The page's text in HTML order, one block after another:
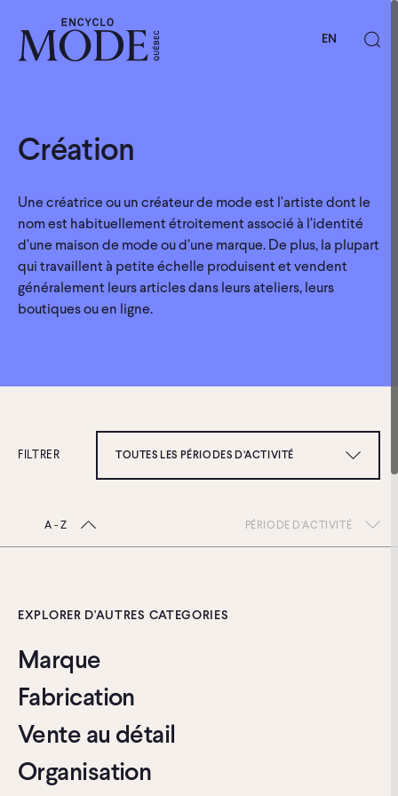
EN
Création
Une créatrice ou un créateur de mode est l’artiste dont le
nom est habituellement étroitement associé à l’identité
d’une maison de mode ou d’une marque. De plus, la plupart
qui travaillent à petite échelle produisent et vendent
généralement leurs articles dans leurs ateliers, leurs
boutiques ou en ligne.
FILTRER TOUTES LES PÉRIODES D’ACTIVITÉ
1990-1999
1960-1969
1950-1959
A - Z PÉRIODE D’ACTIVITÉ
EXPLORER D'AUTRES CATÉGORIES
Marque
Fabrication
Vente au détail
Organisation